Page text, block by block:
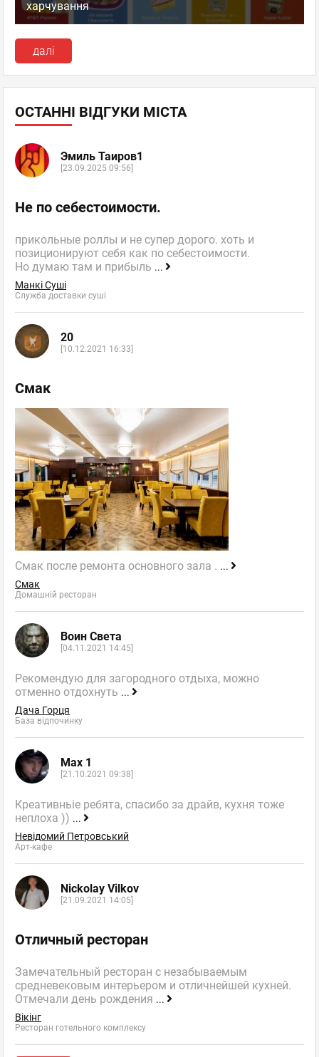
харчування
далі
ОСТАННІ ВІДГУКИ МІСТА
Эмиль Таиров1
[23.09.2025 09:56]
Не по себестоимости.
прикольные роллы и не супер дорого. хоть и
позиционируют себя как по себестоимости.
Но думаю там и прибыль ...
Манкі Суші
Служба доставки суші
20
[10.12.2021 16:33]
Смак
Смак после ремонта основного зала . ...
Смак
Домашній ресторан
Воин Света
[04.11.2021 14:45]
Рекомендую для загородного отдыха, можно
отменно отдохнуть ...
Дача Горця
База відпочинку
Max 1
[21.10.2021 09:38]
Креативньіе ребята, спасибо за драйв, кухня тоже
неплоха )) ...
Невідомий Петровський
Арт-кафе
Nickolay Vilkov
[21.09.2021 14:05]
Отличный ресторан
Замечательный ресторан с незабываемым
средневековым интерьером и отличнейшей кухней.
Отмечали день рождения ...
Вікінг
Ресторан готельного комплексу